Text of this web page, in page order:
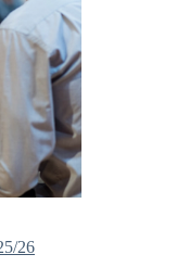
26